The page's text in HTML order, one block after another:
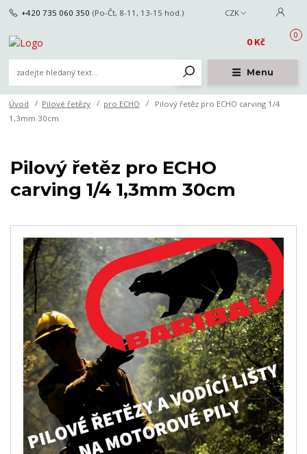
Menu
CZK
+420 735 060 350 (Po-Čt, 8-11, 13-15 hod.)
0
0 Kč
Úvod Pilové řetězy pro ECHO
Pilový řetěz pro ECHO carving 1/4
1,3mm 30cm
Pilový řetěz pro ECHO
carving 1/4 1,3mm 30cm